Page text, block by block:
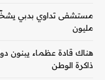
مستشفى تداوي بدبي
مليون
هناك قادة عظماء يبنون
ذاكرة الوطن